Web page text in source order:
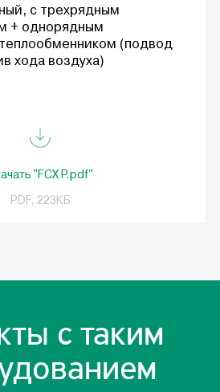
с трехрядным
+ однорядным
(подвод
хода воздуха)
"FCX P.pdf"
PDF, 223КБ
с таким